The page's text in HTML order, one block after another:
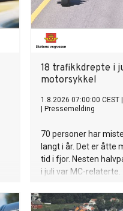
18 trafikkdrepte i
motorsykkel
1.8.2026 07:00:00 CEST
Pressemelding
70 personer har
langt i år. Det er åtte
tid i fjor. Nesten
i juli var MC-relaterte.